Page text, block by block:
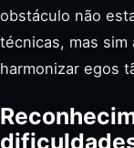
obstáculo não
técnicas, mas sim
harmonizar egos